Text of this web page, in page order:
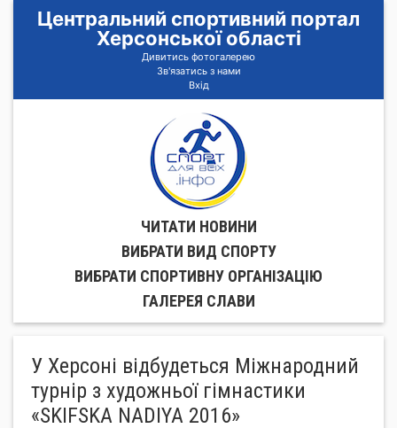
Центральний спортивний портал
Херсонської області
Дивитись фотогалерею
Зв'язатись з нами
Вхід
ЧИТАТИ НОВИНИ
ВИБРАТИ ВИД СПОРТУ
ВИБРАТИ СПОРТИВНУ ОРГАНIЗАЦIЮ
ГАЛЕРЕЯ СЛАВИ
У Херсоні відбудеться Міжнародний
турнір з художньої гімнастики
«SKIFSKA NADIYA 2016»